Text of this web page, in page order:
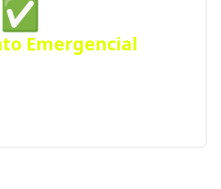
✅
Emergencial